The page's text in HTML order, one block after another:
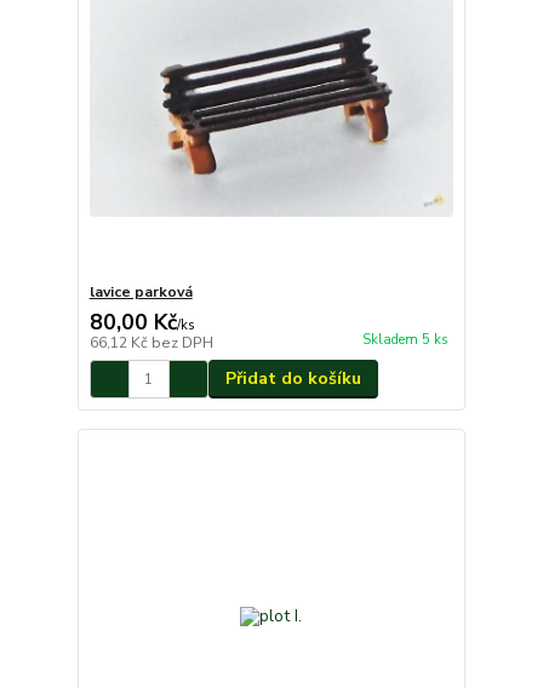
lavice parková
80,00 Kč/ks
66,12 Kč bez DPH Skladem 5 ks
Přidat do košíku